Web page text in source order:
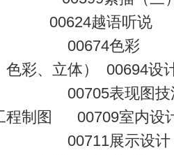
00624越语听说
00674色彩
色彩、立体） 00694设
00705表现图技
程制图 00709室内设
00711展示设计